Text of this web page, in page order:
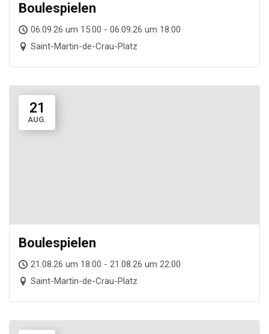
Boule­spie­len
06.09.26 um 15:00 - 06.09.26 um 18:00
Saint-Martin-de-Crau-Platz
21
AUG.
Boule­spie­len
21.08.26 um 18:00 - 21.08.26 um 22:00
Saint-Martin-de-Crau-Platz